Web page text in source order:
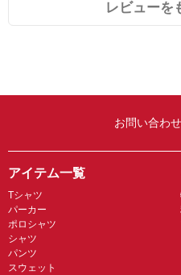
レビューを
お問い合わせ
アイテム一覧
Tシャツ
パーカー
ポロシャツ
シャツ
パンツ
スウェット